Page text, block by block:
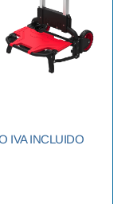
IVA INCLUIDO